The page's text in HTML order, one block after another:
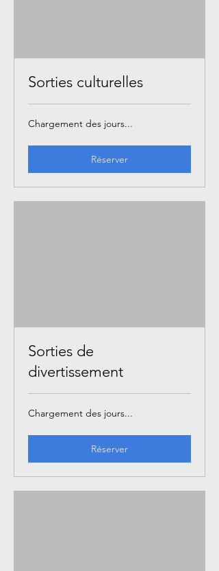
Sorties culturelles
Chargement des jours...
Réserver
Sorties de
divertissement
Chargement des jours...
Réserver